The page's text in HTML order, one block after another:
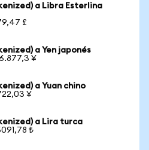
a Libra Esterlina
£
a Yen japonés
¥
a Yuan chino
¥
a Lira turca
₺